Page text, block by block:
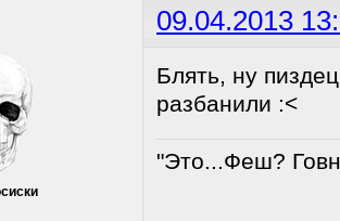
09.04.2013
Блять, ну
разбанили :<
"Это...Феш?